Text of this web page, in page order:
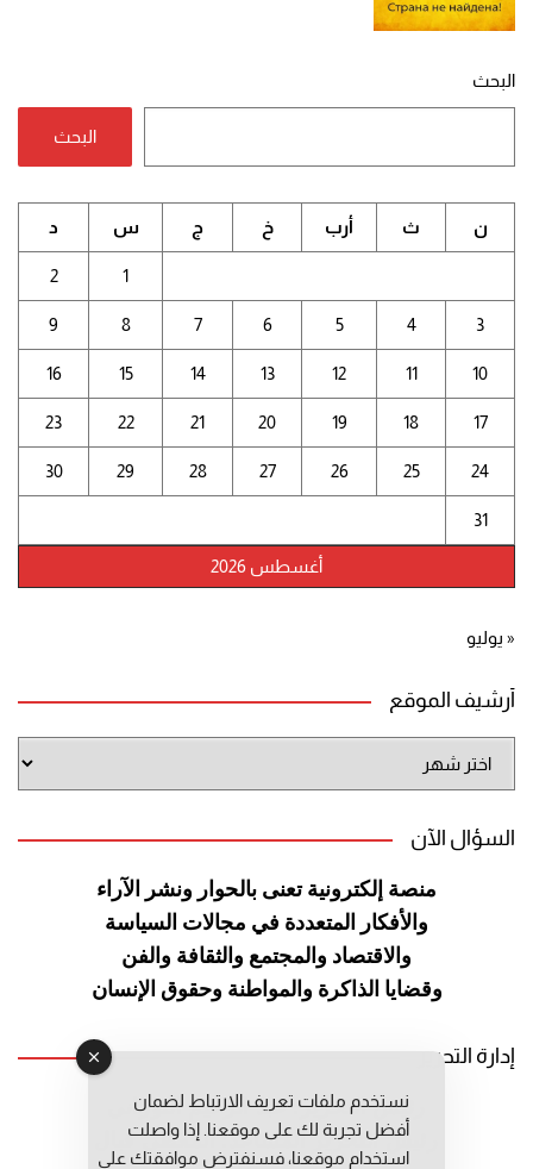
البحث
البحث
أغسطس 2026
ن ث أرب خ ج س د
1
2
3
4
5
6
7
8
9
10
11
12
13
14
15
16
17
18
19
20
21
22
23
24
25
26
27
28
29
30
31
« يوليو
أرشيف الموقع
الموقع
السؤال الآن
منصة إلكترونية تعنى بالحوار ونشر الآراء
والأفكار المتعددة في مجالات السياسة
والاقتصاد والمجتمع والثقافة والفن
وقضايا الذاكرة والمواطنة وحقوق الإنسان
إدارة التحرير
رئيس التحرير: عبد الرحيم التوراني
رئيس التحرير المساعد: المعطي قبال
نستخدم ملفات تعريف الارتباط لضمان
أفضل تجربة لك على موقعنا. إذا واصلت
استخدام موقعنا، فسنفترض موافقتك على